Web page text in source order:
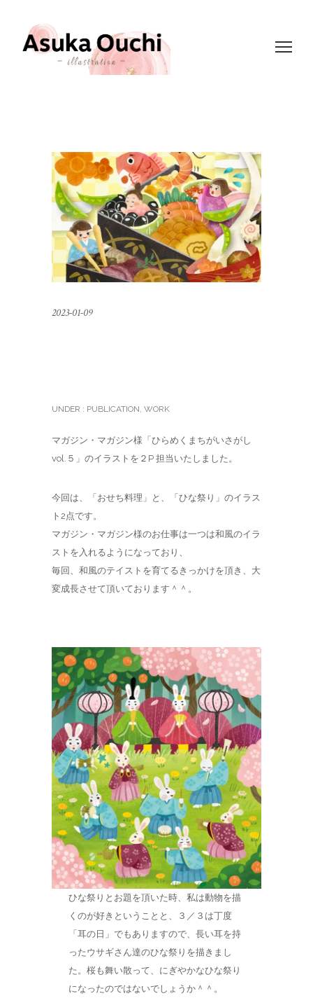
2023-01-09
UNDER : PUBLICATION WORK
マガジン・マガジン様「ひらめくまちがいさがし
vol.５」のイラストを２P 担当いたしました。
今回は、「おせち料理」と、「ひな祭り」のイラス
ト2点です。
マガジン・マガジン様のお仕事は一つは和風のイラ
ストを入れるようになっており、
毎回、和風のテイストを育てるきっかけを頂き、大
変成長させて頂いております＾＾。
ひな祭りとお題を頂いた時、私は動物を描
くのが好きということと、３／３は丁度
「耳の日」でもありますので、長い耳を持
ったウサギさん達のひな祭りを描きまし
た。桜も舞い散って、にぎやかなひな祭り
になったのではないでしょうか＾＾。